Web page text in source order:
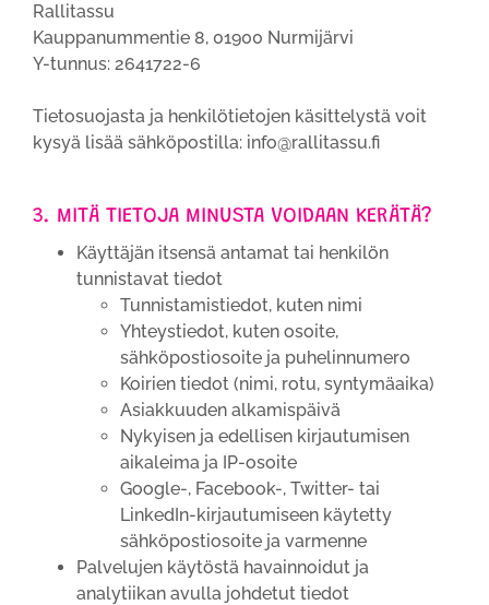
Rallitassu
Kauppanummentie 8, 01900 Nurmijärvi
Y-tunnus: 2641722-6
Tietosuojasta ja henkilötietojen käsittelystä voit
kysyä lisää sähköpostilla: info@rallitassu.fi
3. MITÄ TIETOJA MINUSTA VOIDAAN KERÄTÄ?
Käyttäjän itsensä antamat tai henkilön
tunnistavat tiedot
Tunnistamistiedot, kuten nimi
Yhteystiedot, kuten osoite,
sähköpostiosoite ja puhelinnumero
Koirien tiedot (nimi, rotu, syntymäaika)
Asiakkuuden alkamispäivä
Nykyisen ja edellisen kirjautumisen
aikaleima ja IP-osoite
Google-, Facebook-, Twitter- tai
LinkedIn-kirjautumiseen käytetty
sähköpostiosoite ja varmenne
Palvelujen käytöstä havainnoidut ja
analytiikan avulla johdetut tiedot